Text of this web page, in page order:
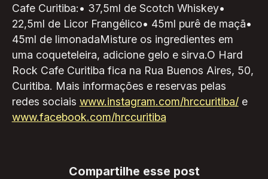
Cafe Curitiba:• 37,5ml de Scotch Whiskey•
22,5ml de Licor Frangélico• 45ml purê de maçã•
45ml de limonadaMisture os ingredientes em
uma coqueteleira, adicione gelo e sirva.O Hard
Rock Cafe Curitiba fica na Rua Buenos Aires, 50,
Curitiba. Mais informações e reservas pelas
redes sociais www.instagram.com/hrccuritiba/e
www.facebook.com/hrccuritiba
Compartilhe esse post